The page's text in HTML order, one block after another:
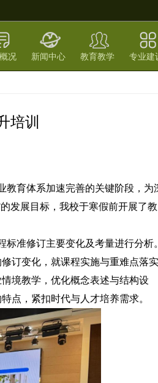
况 新闻中心 教育教学 专业建
培训
教育体系加速完善的关键阶段，为
发展目标，我校于寒假前开展了教
标准修订主要变化及考量进行分析
订变化，就课程实施与重难点落
境教学，优化概念表述与结构设
点，紧扣时代与人才培养需求。